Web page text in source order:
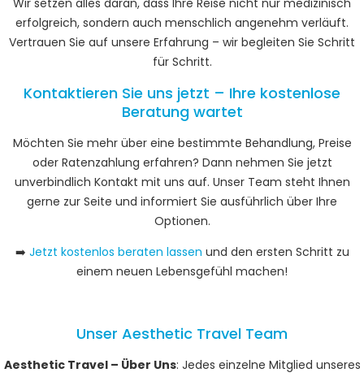
Wir setzen alles daran, dass Ihre Reise nicht nur medizinisch
erfolgreich, sondern auch menschlich angenehm verläuft.
Vertrauen Sie auf unsere Erfahrung – wir begleiten Sie Schritt
für Schritt.
Kontaktieren Sie uns jetzt – Ihre kostenlose
Beratung wartet
Möchten Sie mehr über eine bestimmte Behandlung, Preise
oder Ratenzahlung erfahren? Dann nehmen Sie jetzt
unverbindlich Kontakt mit uns auf. Unser Team steht Ihnen
gerne zur Seite und informiert Sie ausführlich über Ihre
Optionen.
➡️ Jetzt kostenlos beraten lassen und den ersten Schritt zu
einem neuen Lebensgefühl machen!
Unser Aesthetic Travel Team
Aesthetic Travel – Über Uns: Jedes einzelne Mitglied unseres